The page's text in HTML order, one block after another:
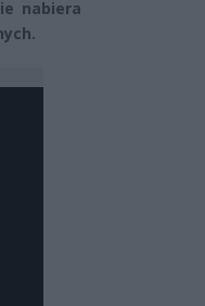
nabiera